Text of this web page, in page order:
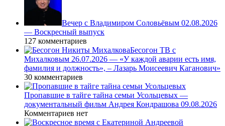
Вечер с Владимиром Соловьёвым 02.08.2026
— Воскресный выпуск
127 комментариев
Бесогон ТВ с
Михалковым 26.07.2026 — «У каждой аварии есть имя,
фамилия и должность», – Лазарь Моисеевич Каганович»
30 комментариев
Пропавшие в тайге тайна семьи Усольцевых —
документальный фильм Андрея Кондрашова 09.08.2026
Комментариев нет